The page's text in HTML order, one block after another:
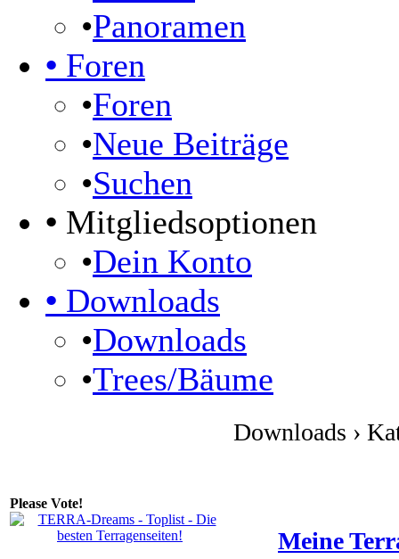
•Panoramen
• Foren
•Foren
•Neue Beiträge
•Suchen
• Mitgliedsoptionen
•Dein Konto
• Downloads
•Downloads
•Trees/Bäume
Please Vote!
Downloads ›
Meine